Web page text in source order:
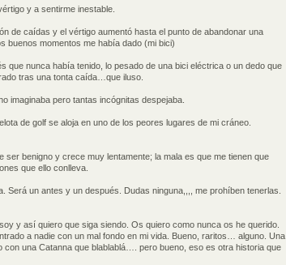
y a sentirme inestable.
de caídas y el vértigo aumentó hasta el punto de abandonar una
buenos momentos me había dado (mi bici)
que nunca había tenido, lo pesado de una bici eléctrica o un dedo que
tras una tonta caída…que iluso.
imaginaba pero tantas incógnitas despejaba.
de golf se aloja en uno de los peores lugares de mi cráneo.
ser benigno y crece muy lentamente; la mala es que me tienen que
que ello conlleva.
Será un antes y un después. Dudas ninguna,,,, me prohíben tenerlas.
y así quiero que siga siendo. Os quiero como nunca os he querido.
a nadie con un mal fondo en mi vida. Bueno, raritos… alguno. Una
con una Catanna que blablablá…. pero bueno, eso es otra historia que